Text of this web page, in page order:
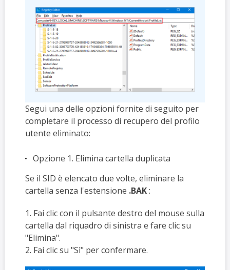
Segui una delle opzioni fornite di seguito per
completare il processo di recupero del profilo
utente eliminato:
Opzione 1. Elimina cartella duplicata
Se il SID è elencato due volte, eliminare la
cartella senza l'estensione .BAK:
1. Fai clic con il pulsante destro del mouse sulla
cartella dal riquadro di sinistra e fare clic su
"Elimina".
2. Fai clic su "Sì" per confermare.